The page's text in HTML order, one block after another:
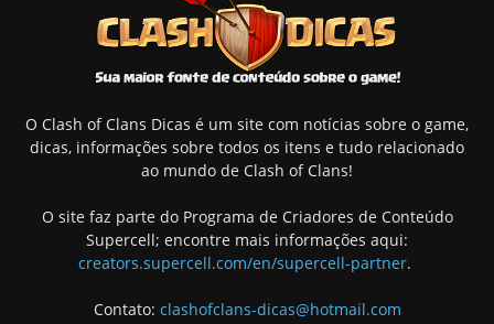
O Clash of Clans Dicas é um site com notícias sobre o game,
dicas, informações sobre todos os itens e tudo relacionado
ao mundo de Clash of Clans!
O site faz parte do Programa de Criadores de Conteúdo
Supercell; encontre mais informações aqui:
creators.supercell.com/en/supercell-partner.
Contato: clashofclans-dicas@hotmail.com